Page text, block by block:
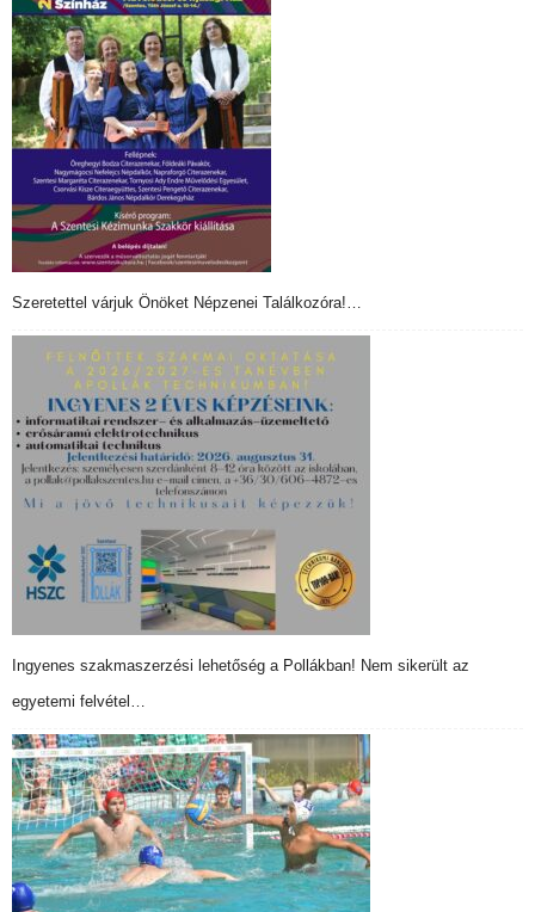
Szeretettel várjuk Önöket Népzenei Találkozóra!…
Ingyenes szakmaszerzési lehetőség a Pollákban! Nem sikerült az
egyetemi felvétel…